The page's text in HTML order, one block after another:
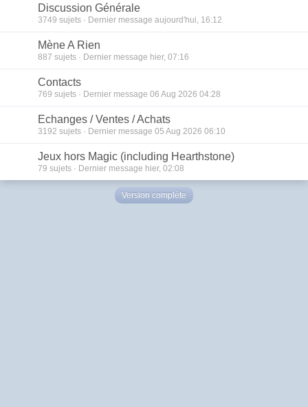
Discussion Générale
3749 sujets · Dernier message aujourd'hui, 16:12
Mène A Rien
887 sujets · Dernier message hier, 07:16
Contacts
769 sujets · Dernier message 06 Aug 2026 04:28
Echanges / Ventes / Achats
3192 sujets · Dernier message 05 Aug 2026 06:10
Jeux hors Magic (including Hearthstone)
79 sujets · Dernier message hier, 02:08
Version complète